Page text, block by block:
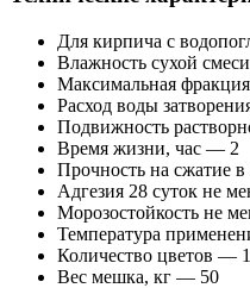
Для кирпича с
Влажность сухой
Максимальная
Расход воды
Подвижность
Время жизни, час — 2
Прочность на сжатие
Адгезия 28 суток не
Морозостойкость не
Температура
Количество цветов —
Вес мешка, кг — 50